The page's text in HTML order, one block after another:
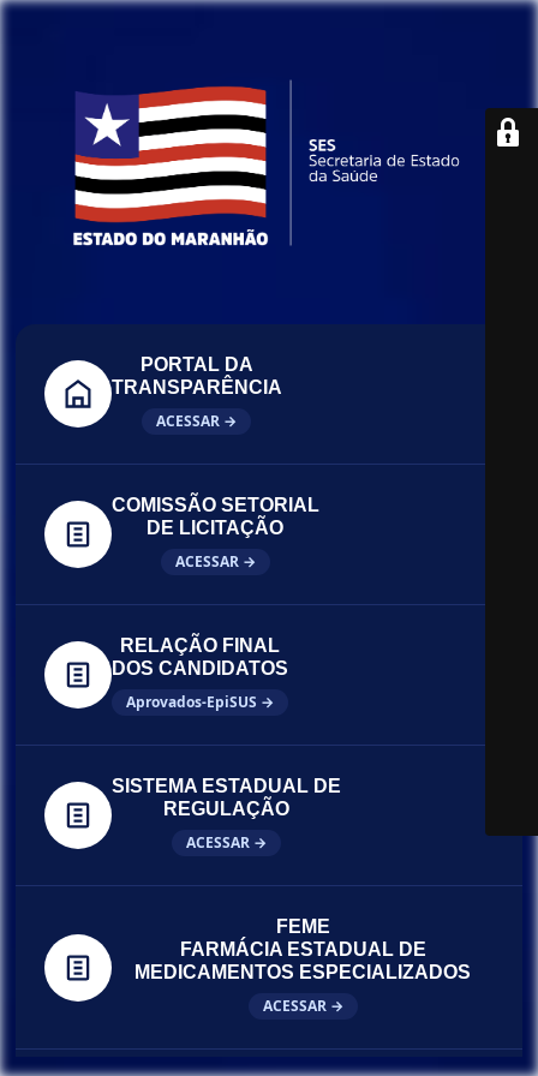
PORTAL DA
TRANSPARÊNCIA
ACESSAR →
COMISSÃO SETORIAL
DE LICITAÇÃO
ACESSAR →
RELAÇÃO FINAL
DOS CANDIDATOS
Aprovados-EpiSUS →
SISTEMA ESTADUAL DE
REGULAÇÃO
ACESSAR →
FEME
FARMÁCIA ESTADUAL DE
MEDICAMENTOS ESPECIALIZADOS
ACESSAR →